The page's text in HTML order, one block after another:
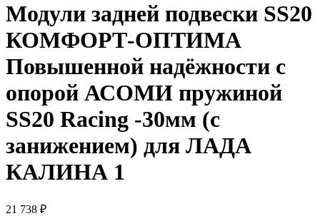
Модули задней подвески SS20
КОМФОРТ-ОПТИМА
Повышенной надёжности с
опорой АСОМИ пружиной
SS20 Racing -30мм (с
занижением) для ЛАДА
КАЛИНА 1
21 738 ₽